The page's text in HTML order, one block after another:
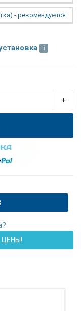
- рекомендуется
+
ЦЕНЫ!